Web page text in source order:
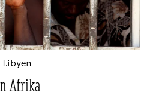
Libyen
Afrika